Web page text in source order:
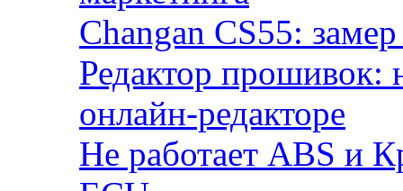
Changan CS55:
Редактор прошивок:
онлайн-редакторе
Не работает ABS и